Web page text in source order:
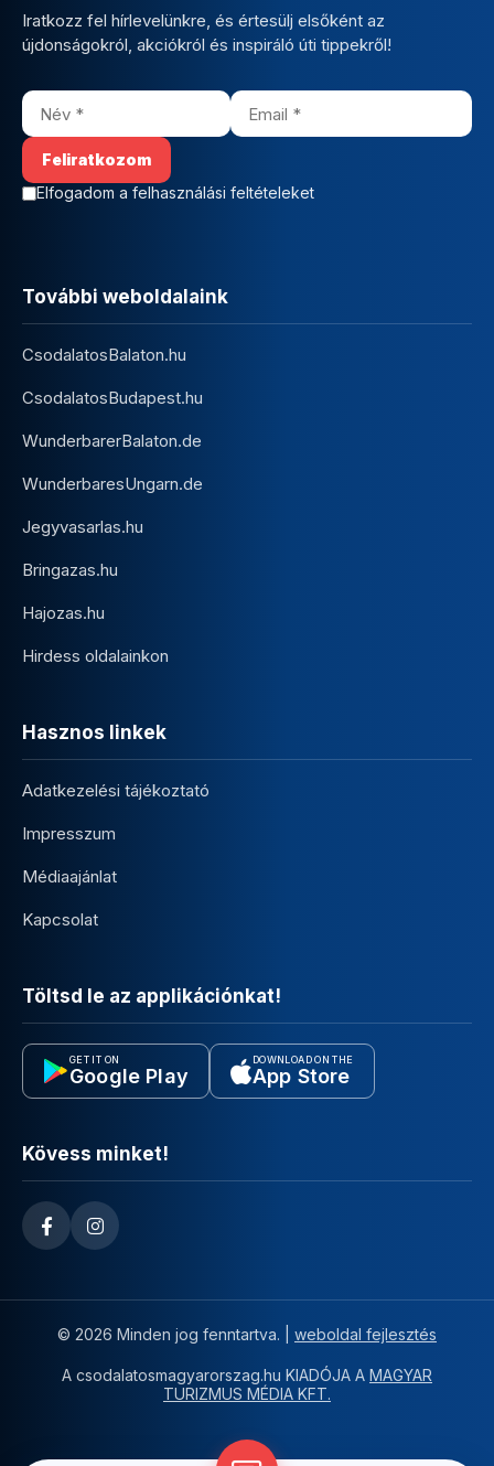
Iratkozz fel hírlevelünkre, és értesülj elsőként az
újdonságokról, akciókról és inspiráló úti tippekről!
Elfogadom a felhasználási feltételeket
További weboldalaink
CsodalatosBalaton.hu
CsodalatosBudapest.hu
WunderbarerBalaton.de
WunderbaresUngarn.de
Jegyvasarlas.hu
Bringazas.hu
Hajozas.hu
Hirdess oldalainkon
Hasznos linkek
Adatkezelési tájékoztató
Impresszum
Médiaajánlat
Kapcsolat
Töltsd le az applikációnkat!
GET IT ON
Google Play
DOWNLOAD ON THE
App Store
Kövess minket!
© 2026 Minden jog fenntartva. | weboldal fejlesztés
A csodalatosmagyarorszag.hu KIADÓJA A MAGYAR
TURIZMUS MÉDIA KFT.